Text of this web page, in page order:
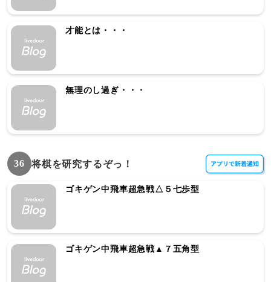
才能とは・・・
無理のし過ぎ・・・
36 将棋を研究するぞっ！
ゴキゲン中飛車超急戦△５七歩型
ゴキゲン中飛車超急戦▲７五角型